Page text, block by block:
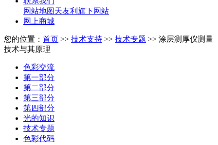
网站地图天友利旗下网站
网上商城
您的位置： 首页 >> 技术支持 >> 技术专题 >> 涂层测厚仪测量
技术与其原理
色彩交流
第一部分
第二部分
第三部分
第四部分
光的知识
技术专题
色彩代码